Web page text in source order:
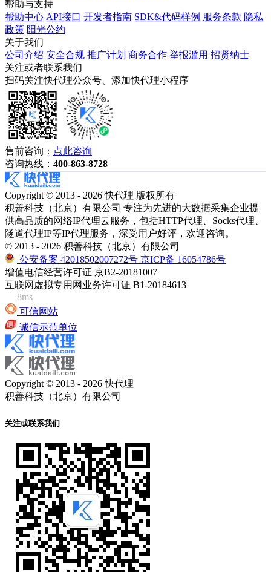
帮助与支持
帮助中心 API接口 开发者指南 SDK&代码样例 服务条款 隐私
政策 阳光公约
关于我们
公司介绍 安全合规 推广计划 商务合作 举报滥用 招贤纳士
关注或者联系我们
扫码关注快代理公众号、添加快代理小程序
售前咨询： 点此咨询
咨询热线： 400-863-8728
Copyright © 2013 - 2026 快代理 版权所有
积善科技（北京）有限公司 专注为先进的大数据采集企业提
供高品质的网络IP代理云服务，包括HTTP代理、Socks代理、
隧道代理IP等IP代理服务，深受用户好评，欢迎咨询。
© 2013 - 2026 积善科技（北京）有限公司
公安备案 42018502007272号 京ICP备 16054786号
增值电信经营许可证 京B2-20181007
互联网虚拟专用网业务许可证 B1-20184613
8ms
可信网站
诚信示范单位
Copyright © 2013 - 2026 快代理
积善科技（北京）有限公司
关注或联系我们